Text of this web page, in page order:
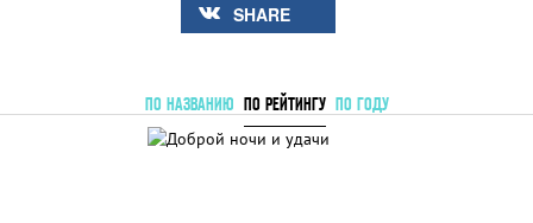
SHARE
ПО НАЗВАНИЮ ПО РЕЙТИНГУ ПО ГОДУ